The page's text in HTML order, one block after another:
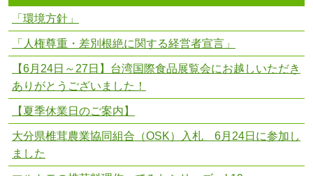
「環境方針」
「人権尊重・差別根絶に関する経営者宣言」
【6月24日～27日】台湾国際食品展覧会にお越しいただき
ありがとうございました！
【夏季休業日のご案内】
大分県椎茸農業協同組合（OSK）入札 6月24日に参加し
ました